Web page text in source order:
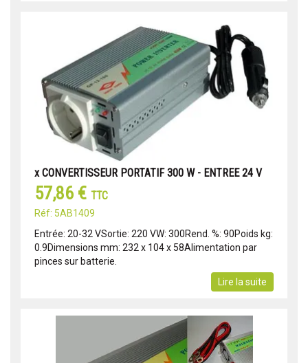
x CONVERTISSEUR PORTATIF 300 W - ENTREE 24 V
57,86 € TTC
Réf: 5AB1409
Entrée: 20-32 VSortie: 220 VW: 300Rend. %: 90Poids kg:
0.9Dimensions mm: 232 x 104 x 58Alimentation par
pinces sur batterie.
Lire la suite